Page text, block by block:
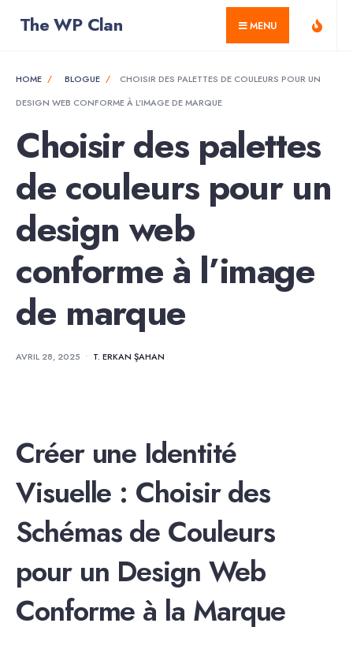
The WP Clan MENU
HOME BLOGUE
CHOISIR DES PALETTES DE COULEURS POUR UN
DESIGN WEB CONFORME À L’IMAGE DE MARQUE
Choisir des palettes
de couleurs pour un
design web
conforme à l’image
de marque
AVRIL 28, 2025 • T. ERKAN ŞAHAN
Créer une Identité
Visuelle : Choisir des
Schémas de Couleurs
pour un Design Web
Conforme à la Marque